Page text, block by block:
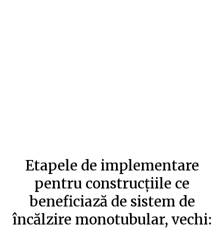
Etapele de implementare
pentru construcțiile ce
beneficiază de sistem de
încălzire monotubular, vechi: